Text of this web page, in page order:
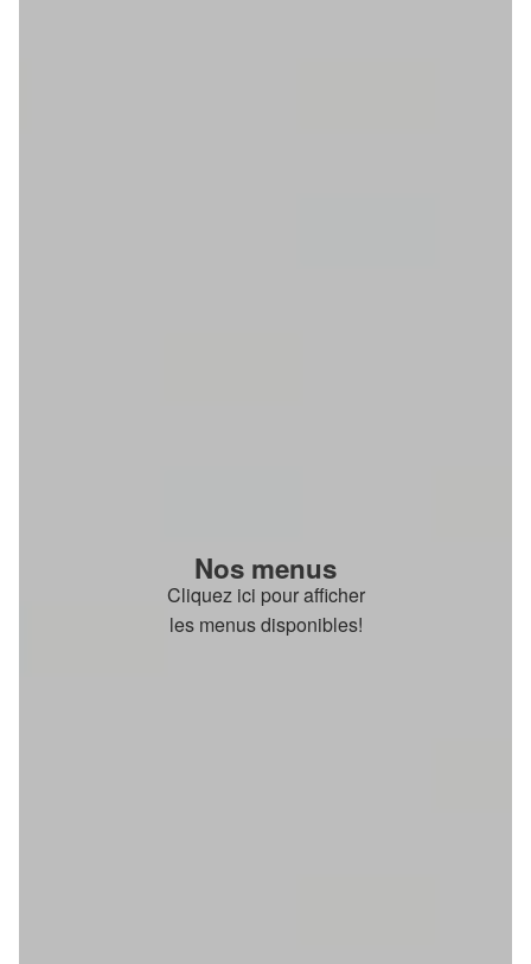
Nos menus
Cliquez ici pour afficher
les menus disponibles!